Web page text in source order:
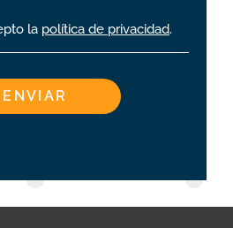
la política de privacidad.